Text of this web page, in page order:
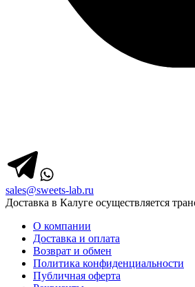
sales@sweets-lab.ru
Доставка в Калуге осуществляется
О компании
Доставка и оплата
Возврат и обмен
Политика конфиденциальности
Публичная оферта